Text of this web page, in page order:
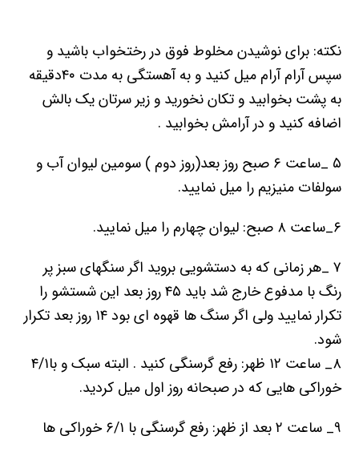
نکته: برای نوشیدن مخلوط فوق در رختخواب باشید و
سپس آرام آرام میل کنید و به آھستگی به مدت ۴۰دقیقه
به پشت بخوابید و تکان نخورید و زیر سرتان یک بالش
اضافه کنید و در آرامش بخوابید .
۵ _ساعت ۶ صبح روز بعد(روز دوم ) سومین لیوان آب و
سولفات منیزیم را میل نمایید.
۶_ساعت ۸ صبح: لیوان چھارم را میل نمایید.
۷ _ھر زمانی که به دستشویی بروید اگر سنگھای سبز پر
رنگ با مدفوع خارج شد باید ۴۵ روز بعد این شستشو را
تکرار نمایید ولی اگر سنگ ھا قھوه ای بود ۱۴ روز بعد تکرار
شود.
۸_ ساعت ۱۲ ظھر: رفع گرسنگی کنید . البته سبک و با۴/۱
خوراکی ھایی که در صبحانه روز اول میل کردید.
۹_ ساعت ۲ بعد از ظھر: رفع گرسنگی با ۶/۱ خوراکی ھا